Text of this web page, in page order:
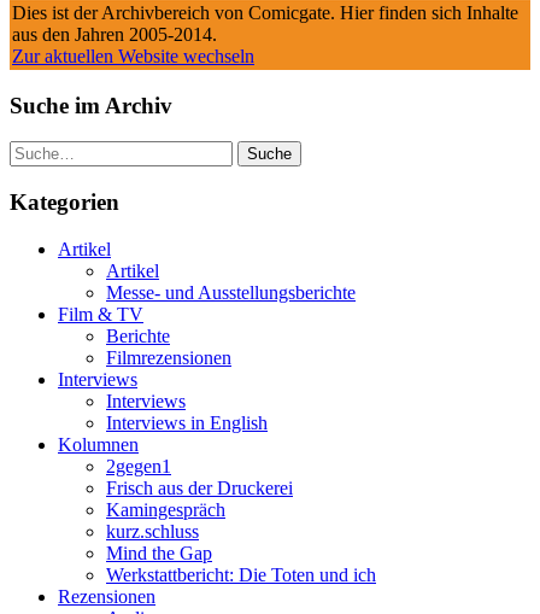
Dies ist der Archivbereich von Comicgate. Hier finden sich Inhalte
aus den Jahren 2005-2014.
Zur aktuellen Website wechseln
Suche im Archiv
Suche
Kategorien
Artikel
Artikel
Messe- und Ausstellungsberichte
Film & TV
Berichte
Filmrezensionen
Interviews
Interviews
Interviews in English
Kolumnen
2gegen1
Frisch aus der Druckerei
Kamingespräch
kurz.schluss
Mind the Gap
Werkstattbericht: Die Toten und ich
Rezensionen